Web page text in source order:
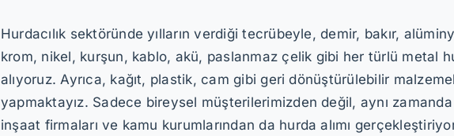
Hurdacılık sektöründe yılların verdiği tecrübeyle, demir, bakır,
krom, nikel, kurşun, kablo, akü, paslanmaz çelik gibi her türlü metal
alıyoruz. Ayrıca, kağıt, plastik, cam gibi geri dönüştürülebilir
yapmaktayız. Sadece bireysel müşterilerimizden değil, aynı
inşaat firmaları ve kamu kurumlarından da hurda alımı